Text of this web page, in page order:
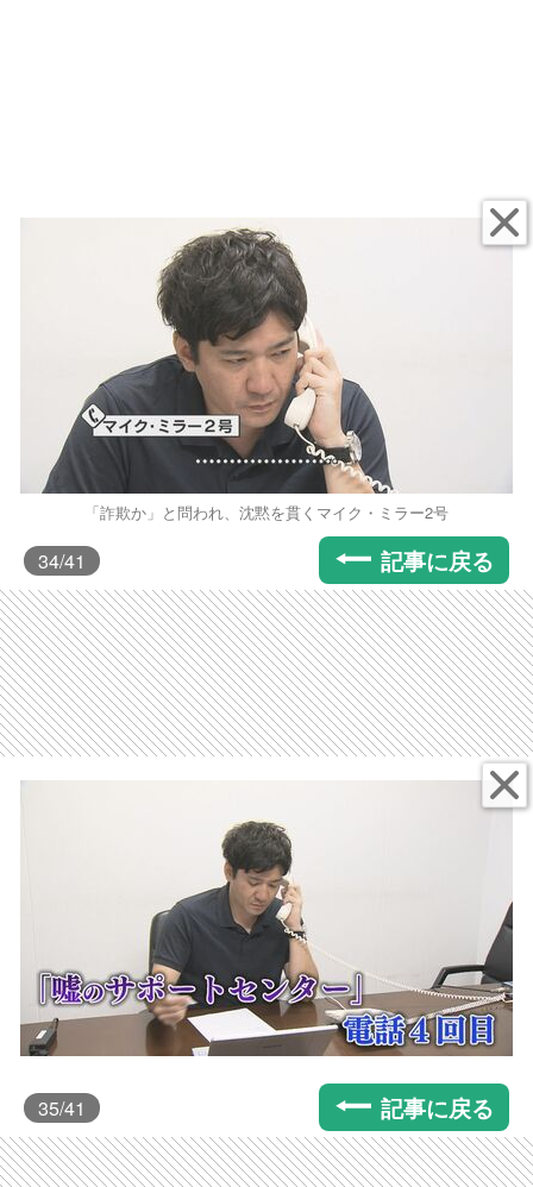
「詐欺か」と問われ、沈黙を貫くマイク・ミラー2号
34/41 記事に戻る
35/41 記事に戻る